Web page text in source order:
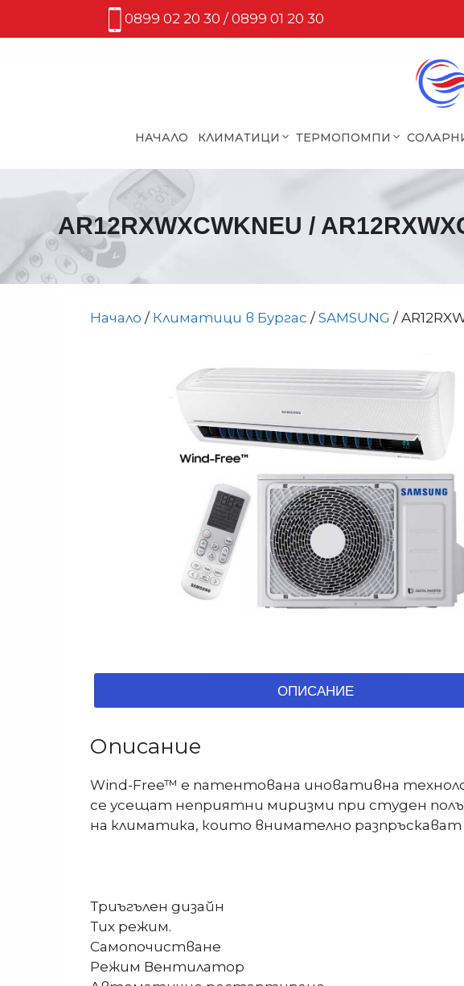
съдържанието
0899 02 20 30 / 0899 01 20 30
НАЧАЛО КЛИМАТИЦИ ТЕРМОПОМПИ
AR12RXWXCWKNEU /
Начало / Климатици в Бургас / SAMSUNG /
ОПИСАНИЕ
Описание
Wind-Free™ е патентована иновативна
се усещат неприятни миризми при студен
на климатика, които внимателно
Триъгълен дизайн
Тих режим.
Самопочистване
Режим Вентилатор